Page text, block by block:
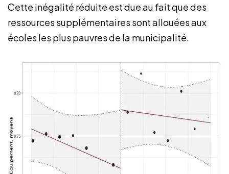
Cette inégalité réduite est due au fait que des
ressources supplémentaires sont allouées aux
écoles les plus pauvres de la municipalité.